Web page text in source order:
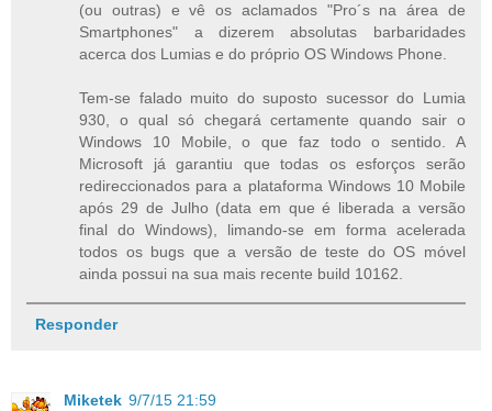
(ou outras) e vê os aclamados "Pro´s na área de
Smartphones" a dizerem absolutas barbaridades
acerca dos Lumias e do próprio OS Windows Phone.
Tem-se falado muito do suposto sucessor do Lumia
930, o qual só chegará certamente quando sair o
Windows 10 Mobile, o que faz todo o sentido. A
Microsoft já garantiu que todas os esforços serão
redireccionados para a plataforma Windows 10 Mobile
após 29 de Julho (data em que é liberada a versão
final do Windows), limando-se em forma acelerada
todos os bugs que a versão de teste do OS móvel
ainda possui na sua mais recente build 10162.
Responder
Miketek 9/7/15 21:59